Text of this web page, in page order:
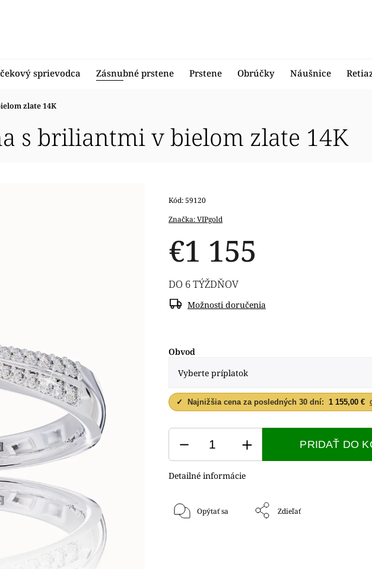
sprievodca Zásnubné prstene Prstene Obrúčky Náušnice
zlate 14K
s briliantmi v bielom zlate 14K
Značka:VIPgold
€1 155
Kód:59120
Obvod
DO 6 TÝŽDŇOV
Možnosti doručenia
✓ Najnižšia cena za posledných 30 dní: 1 155,00 €
PRIDAŤ DO
Detailné informácie
Opýtať sa Zdieľať